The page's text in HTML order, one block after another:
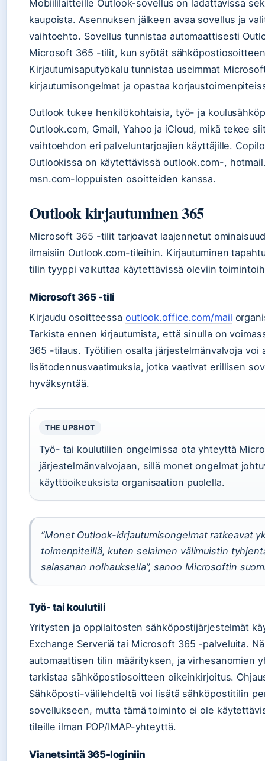
Mobiililaitteille Outlook-sovellus on ladattavissa
kaupoista. Asennuksen jälkeen avaa sovellus ja
vaihtoehto. Sovellus tunnistaa automaattisesti
Microsoft 365 -tilit, kun syötät
Kirjautumisaputyökalu tunnistaa useimmat
kirjautumisongelmat ja opastaa
Outlook tukee henkilökohtaisia, työ- ja
Outlook.com, Gmail, Yahoo ja iCloud, mikä tekee
vaihtoehdon eri palveluntarjoajien käyttäjille.
Outlookissa on käytettävissä outlook.com-,
msn.com-loppuisten osoitteiden kanssa.
Outlook kirjautuminen 365
Microsoft 365 -tilit tarjoavat laajennetut
ilmaisiin Outlook.com-tileihin. Kirjautuminen
tilin tyyppi vaikuttaa käytettävissä oleviin
Microsoft 365 -tili
Kirjaudu osoitteessa outlook.office.com/mail
Tarkista ennen kirjautumista, että sinulla on
365 -tilaus. Työtilien osalta järjestelmänvalvoja voi
lisätodennusvaatimuksia, jotka vaativat erillisen
hyväksyntää.
THE UPSHOT
Työ- tai koulutilien ongelmissa ota yhteyttä
järjestelmänvalvojaan, sillä monet ongelmat
käyttöoikeuksista organisaation puolella.
“Monet Outlook-kirjautumisongelmat ratkeavat
toimenpiteillä, kuten selaimen välimuistin
salasanan nolhauksella”, sanoo Microsoftin
Työ- tai koulutili
Yritysten ja oppilaitosten sähköpostijärjestelmät
Exchange Serveriä tai Microsoft 365 -palveluita.
automaattisen tilin määrityksen, ja virhesanomien
tarkistaa sähköpostiosoitteen oikeinkirjoitus.
Sähköposti-välilehdeltä voi lisätä sähköpostitilin
sovellukseen, mutta tämä toiminto ei ole
tileille ilman POP/IMAP-yhteyttä.
Vianetsintä 365-loginiin